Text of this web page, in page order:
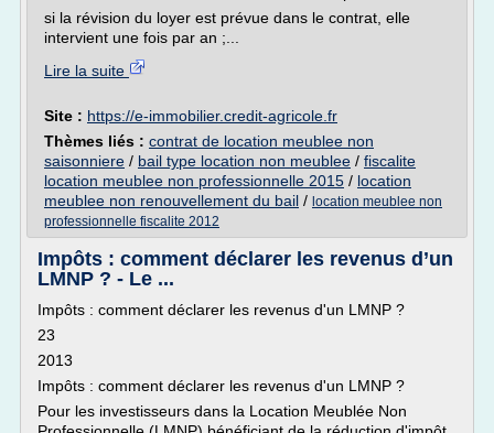
si la révision du loyer est prévue dans le contrat, elle
intervient une fois par an ;...
Lire la suite
Site : https://e-immobilier.credit-agricole.fr
Thèmes liés : contrat de location meublee non
saisonniere / bail type location non meublee / fiscalite
location meublee non professionnelle 2015 / location
meublee non renouvellement du bail / location meublee non
professionnelle fiscalite 2012
Impôts : comment déclarer les revenus d’un
LMNP ? - Le ...
Impôts : comment déclarer les revenus d'un LMNP ?
23
2013
Impôts : comment déclarer les revenus d'un LMNP ?
Pour les investisseurs dans la Location Meublée Non